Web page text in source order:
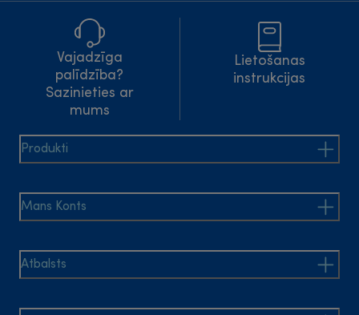
Vajadzīga
palīdzība?
Sazinieties ar
mums
Lietošanas
instrukcijas
Produkti
Mans Konts
Atbalsts